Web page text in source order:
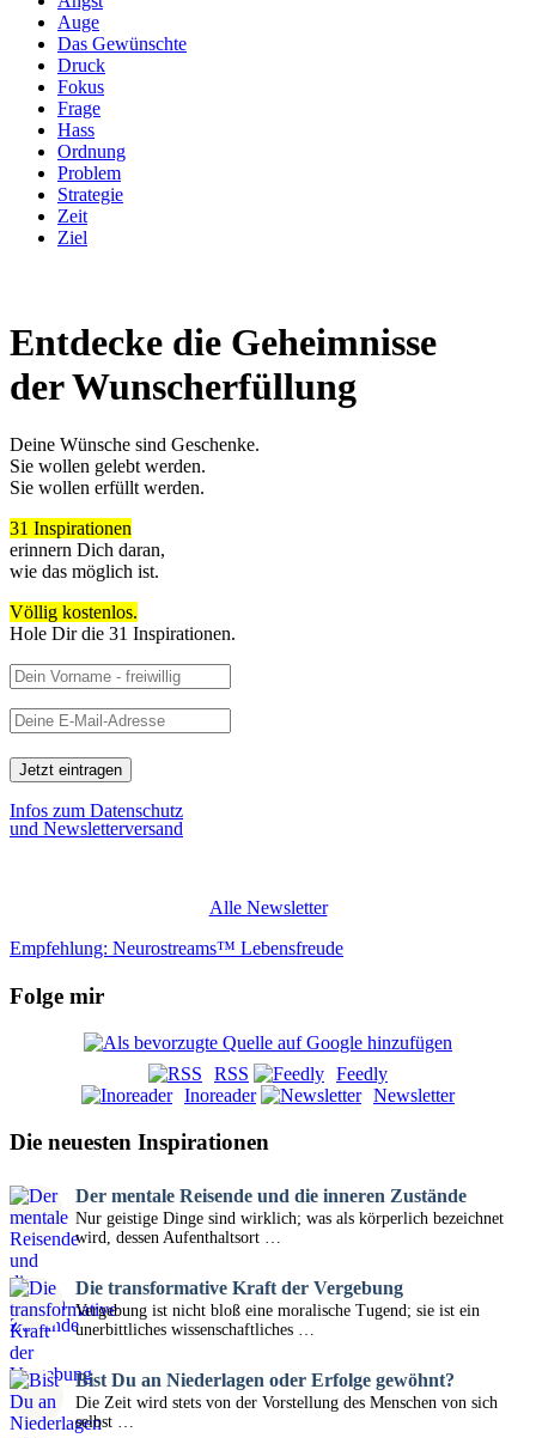
Auge
Das Gewünschte
Druck
Fokus
Frage
Hass
Ordnung
Problem
Strategie
Zeit
Ziel
Entdecke die Geheimnisse
der Wunscherfüllung
Deine Wünsche sind Geschenke.
Sie wollen gelebt werden.
Sie wollen erfüllt werden.
31 Inspirationen
erinnern Dich daran,
wie das möglich ist.
Völlig kostenlos.
Hole Dir die 31 Inspirationen.
Infos zum Datenschutz
und Newsletterversand
Alle Newsletter
Empfehlung: Neurostreams™ Lebensfreude
Folge mir
RSS
Feedly
Inoreader
Newsletter
Die neuesten Inspirationen
Der mentale Reisende und die inneren Zustände
Nur geistige Dinge sind wirklich; was als körperlich bezeichnet
wird, dessen Aufenthaltsort …
Die transformative Kraft der Vergebung
Vergebung ist nicht bloß eine moralische Tugend; sie ist ein
unerbittliches wissenschaftliches …
Bist Du an Niederlagen oder Erfolge gewöhnt?
Die Zeit wird stets von der Vorstellung des Menschen von sich
selbst …